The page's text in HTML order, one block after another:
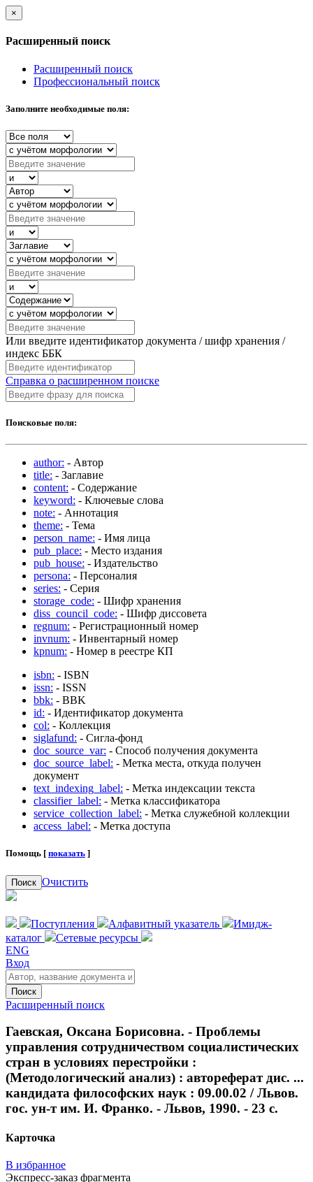
×
Расширенный поиск
Расширенный поиск
Профессиональный поиск
Заполните необходимые поля:
Или введите идентификатор документа / шифр хранения /
индекс ББК
Справка о расширенном поиске
Поисковые поля:
author: - Автор
title: - Заглавие
content: - Содержание
keyword: - Ключевые слова
note: - Аннотация
theme: - Тема
person_name: - Имя лица
pub_place: - Место издания
pub_house: - Издательство
persona: - Персоналия
series: - Серия
storage_code: - Шифр хранения
diss_council_code: - Шифр диссовета
regnum: - Регистрационный номер
invnum: - Инвентарный номер
kpnum: - Номер в реестре КП
isbn: - ISBN
issn: - ISSN
bbk: - BBK
id: - Идентификатор документа
col: - Коллекция
siglafund: - Сигла-фонд
doc_source_var: - Способ получения документа
doc_source_label: - Метка места, откуда получен
документ
text_indexing_label: - Метка индексации текста
classifier_label: - Метка классификатора
service_collection_label: - Метка служебной коллекции
access_label: - Метка доступа
Помощь [ показать ]
Поиск Очистить
Поступления Алфавитный указатель
Имидж-
каталог
Сетевые ресурсы
ENG
Вход
Поиск
Расширенный поиск
Гаевская, Оксана Борисовна. - Проблемы
управления сотрудничеством социалистических
стран в условиях перестройки :
(Методологический анализ) : автореферат дис. ...
кандидата философских наук : 09.00.02 / Львов.
гос. ун-т им. И. Франко. - Львов, 1990. - 23 с.
Карточка
В избранное
Экспресс-заказ фрагмента